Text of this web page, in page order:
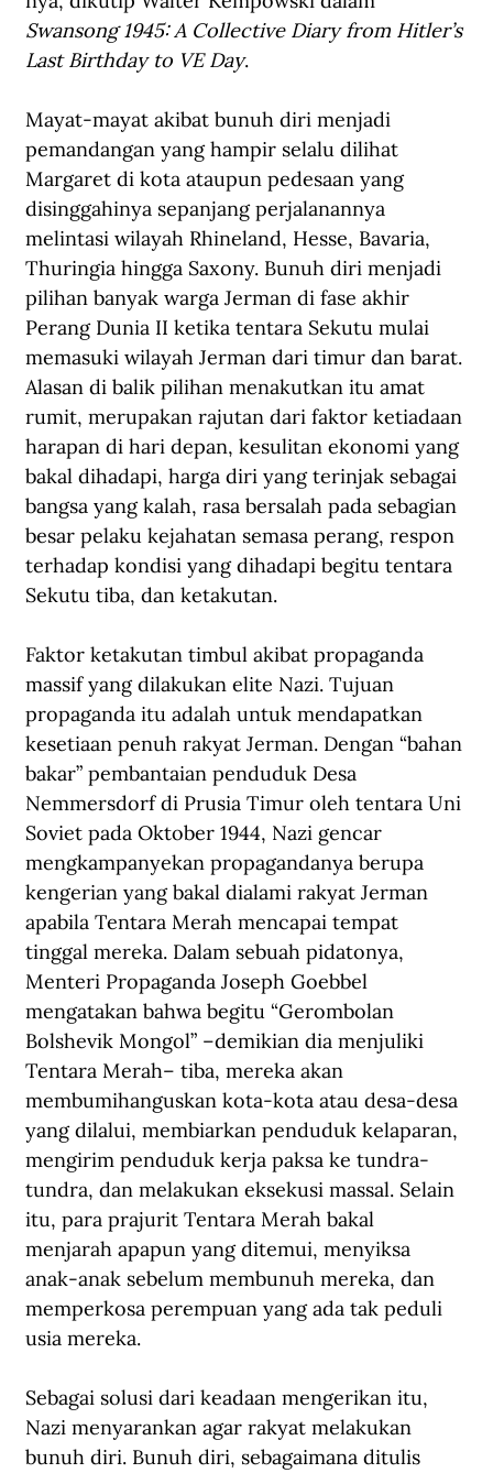
Swansong 1945: A Collective Diary from Hitler’s
Last Birthday to VE Day.
Mayat-mayat akibat bunuh diri menjadi
pemandangan yang hampir selalu dilihat
Margaret di kota ataupun pedesaan yang
disinggahinya sepanjang perjalanannya
melintasi wilayah Rhineland, Hesse, Bavaria,
Thuringia hingga Saxony. Bunuh diri menjadi
pilihan banyak warga Jerman di fase akhir
Perang Dunia II ketika tentara Sekutu mulai
memasuki wilayah Jerman dari timur dan barat.
Alasan di balik pilihan menakutkan itu amat
rumit, merupakan rajutan dari faktor ketiadaan
harapan di hari depan, kesulitan ekonomi yang
bakal dihadapi, harga diri yang terinjak sebagai
bangsa yang kalah, rasa bersalah pada sebagian
besar pelaku kejahatan semasa perang, respon
terhadap kondisi yang dihadapi begitu tentara
Sekutu tiba, dan ketakutan.
Faktor ketakutan timbul akibat propaganda
massif yang dilakukan elite Nazi. Tujuan
propaganda itu adalah untuk mendapatkan
kesetiaan penuh rakyat Jerman. Dengan “bahan
bakar” pembantaian penduduk Desa
Nemmersdorf di Prusia Timur oleh tentara Uni
Soviet pada Oktober 1944, Nazi gencar
mengkampanyekan propagandanya berupa
kengerian yang bakal dialami rakyat Jerman
apabila Tentara Merah mencapai tempat
tinggal mereka. Dalam sebuah pidatonya,
Menteri Propaganda Joseph Goebbel
mengatakan bahwa begitu “Gerombolan
Bolshevik Mongol” –demikian dia menjuliki
Tentara Merah– tiba, mereka akan
membumihanguskan kota-kota atau desa-desa
yang dilalui, membiarkan penduduk kelaparan,
mengirim penduduk kerja paksa ke tundra-
tundra, dan melakukan eksekusi massal. Selain
itu, para prajurit Tentara Merah bakal
menjarah apapun yang ditemui, menyiksa
anak-anak sebelum membunuh mereka, dan
memperkosa perempuan yang ada tak peduli
usia mereka.
Sebagai solusi dari keadaan mengerikan itu,
Nazi menyarankan agar rakyat melakukan
bunuh diri. Bunuh diri, sebagaimana ditulis